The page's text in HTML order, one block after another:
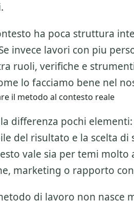
ha poca struttura
invece lavori con piu
ruoli, verifiche e
lo facciamo bene nel
il metodo al contesto reale
differenza pochi
del risultato e la scelta
vale sia per temi
marketing o rapporto con
di lavoro non nasce